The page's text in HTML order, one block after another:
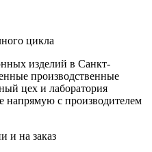
цикла
изделий в Санкт-
производственные
цех и лаборатория
напрямую с производителем
и на заказ